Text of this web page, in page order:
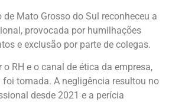
Mato Grosso do Sul reconheceu a
provocada por humilhações
e exclusão por parte de colegas.
RH e o canal de ética da empresa,
tomada. A negligência resultou no
desde 2021 e a perícia